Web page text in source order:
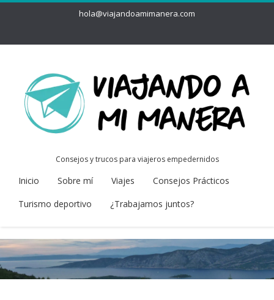
hola@viajandoamimanera.com
Consejos y trucos para viajeros empedernidos
Inicio Sobre mí Viajes
Consejos Prácticos
Turismo deportivo
¿Trabajamos juntos?